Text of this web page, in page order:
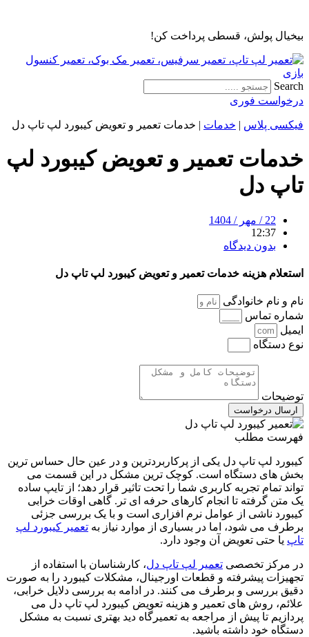
محتوا
بیخیال پولش، قسطی پرداخت کن!
Search
درخواست فوری
فیکسی پلاس | خدمات | خدمات تعمیر و تعویض کیبورد لپ تاپ دل
خدمات تعمیر و تعویض کیبورد لپ
تاپ دل
22 / مهر / 1404
12:37
بدون دیدگاه
استعلام هزینه خدمات تعمیر و تعویض کیبورد لپ تاپ دل
نام و نام خانوادگی
شماره تماس
ایمیل
نوع دستگاه
توضیحات
ارسال درخواست
فهرست مطلب
کیبورد لپ ‌تاپ دل یکی از پرکاربردترین و در عین حال حساس ‌ترین
بخش ‌های دستگاه است. کوچک ‌ترین مشکل در این قسمت می
‌تواند تمام تجربه کاربری شما را تحت تاثیر قرار دهد؛ از تایپ ساده‌
یک متن گرفته تا انجام کارهای حرفه ‌ای ‌تر. گاهی اوقات خرابی
کیبورد ناشی از عوامل نرم ‌افزاری است و با یک بررسی جزئی
برطرف می ‌شود، اما در بسیاری از موارد نیاز به تعمیر کیبورد لپ
تاپ یا حتی تعویض آن وجود دارد.
در مرکز تخصصی تعمیر لپ تاپ دل، کارشناسان با استفاده از
تجهیزات پیشرفته و قطعات اورجینال، مشکلات کیبورد را به‌ صورت
دقیق بررسی و برطرف می ‌کنند. در ادامه به بررسی دلایل خرابی،
علائم، روش ‌های تعمیر و هزینه‌ تعویض کیبورد لپ ‌تاپ دل می
‌پردازیم تا پیش از مراجعه به تعمیرگاه دید بهتری نسبت به مشکل
دستگاه خود داشته باشید.